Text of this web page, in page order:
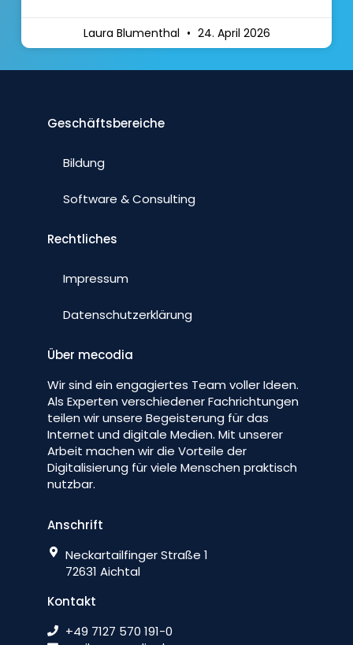
Laura Blumenthal 24. April 2026
Geschäftsbereiche
Bildung
Software & Consulting
Rechtliches
Impressum
Datenschutzerklärung
Über mecodia
Wir sind ein engagiertes Team voller Ideen.
Als Experten verschiedener Fachrichtungen
teilen wir unsere Begeisterung für das
Internet und digitale Medien. Mit unserer
Arbeit machen wir die Vorteile der
Digitalisierung für viele Menschen praktisch
nutzbar.
Anschrift
Neckartailfinger Straße 1
72631 Aichtal
Kontakt
+49 7127 570 191-0